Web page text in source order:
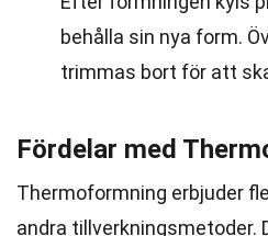
behålla sin nya form.
trimmas bort för att
Fördelar med
Thermoformning erbjuder
andra tillverkningsmetoder.